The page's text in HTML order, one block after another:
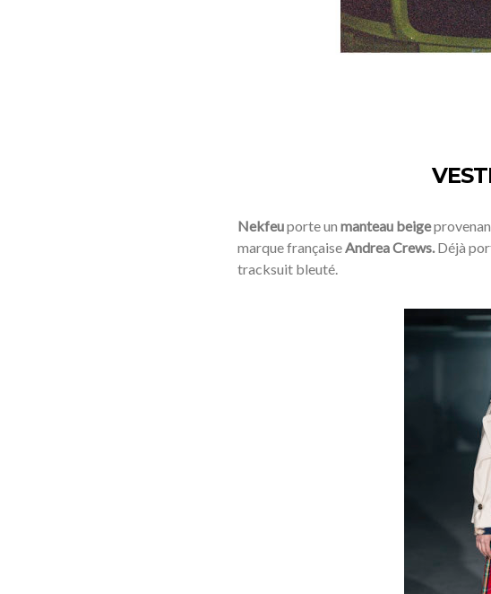
Nekfeuporte un manteau beige
marque françaiseAndrea Crews.Déjà
tracksuit bleuté.